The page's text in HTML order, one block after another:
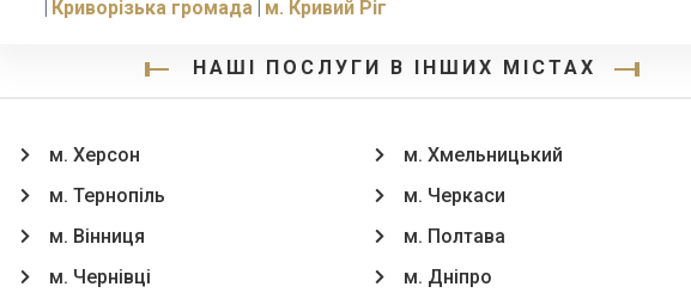
Криворізька громада м. Кривий Ріг
НАШІ ПОСЛУГИ В ІНШИХ МІСТАХ
м. Херсон
м. Тернопіль
м. Вінниця
м. Чернівці
м. Хмельницький
м. Черкаси
м. Полтава
м. Дніпро